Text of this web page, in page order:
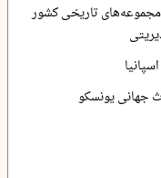
تاریخی کشور
جهانی یونسکو